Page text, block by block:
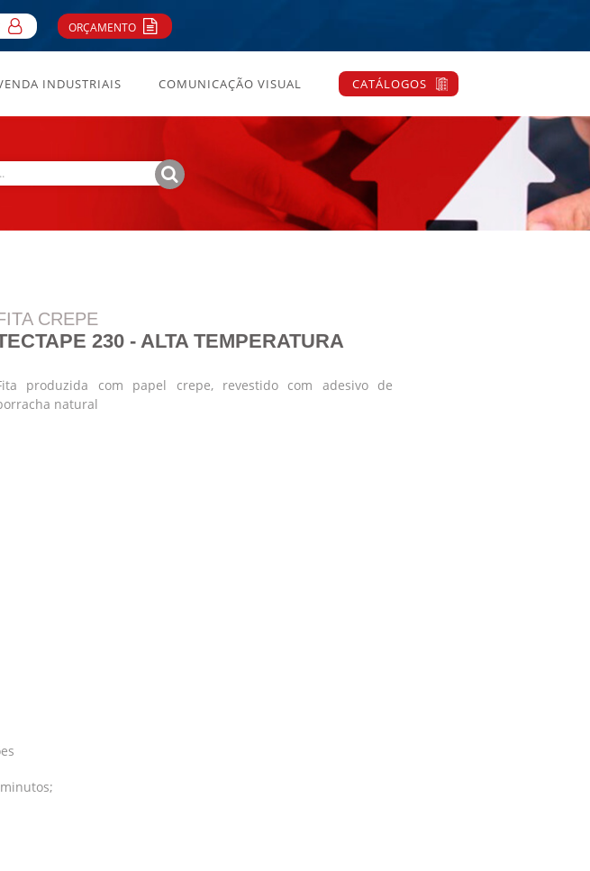
ORÇAMENTO
INDUSTRIAIS COMUNICAÇÃO VISUAL CATÁLOGOS
CREPE
230 - ALTA TEMPERATURA
produzida com papel crepe, revestido com adesivo de
natural